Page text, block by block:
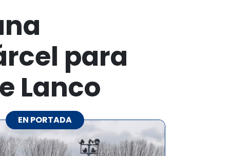
para
Lanco
EN PORTADA